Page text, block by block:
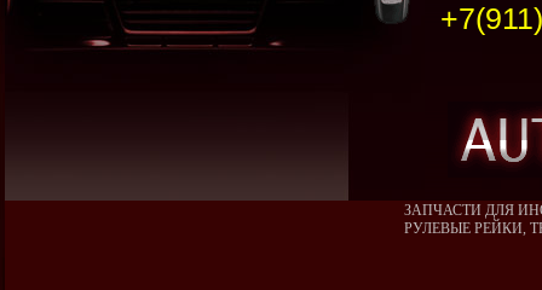
ЗАПЧАСТИ ДЛЯ
РУЛЕВЫЕ РЕЙКИ,